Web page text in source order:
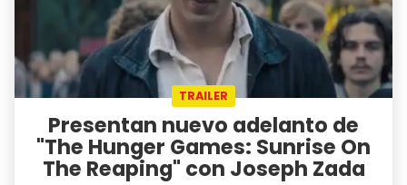
TRAILER
Presentan nuevo adelanto de
"The Hunger Games: Sunrise On
The Reaping" con Joseph Zada